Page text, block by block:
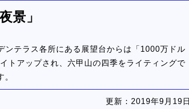
景」
ンテラス各所にある展望台からは「1000万ドル
トアップされ、六甲山の四季をライティングで
更新： 2019年9月19日